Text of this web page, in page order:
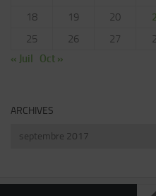
18
19 20
25
26 27
« Juil
Oct »
ARCHIVES
Archives